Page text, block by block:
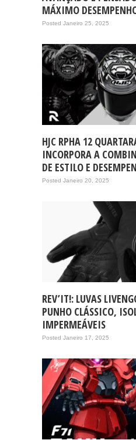
MÁXIMO
Posted Janeiro 25, 2025
HJC RPHA 12
INCORPORA A
DE ESTILO E
Posted Janeiro 20, 2025
REV’IT!: LUVAS
PUNHO CLÁSSICO,
IMPERMEÁVEIS
Posted Janeiro 17, 2025